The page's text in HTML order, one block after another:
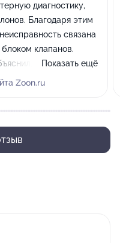
диагностику,
Благодаря этим
связана
клапанов.
в чем
будут
Показать ещё
Zoon.ru